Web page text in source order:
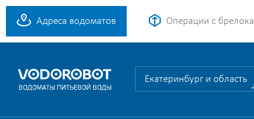
Адреса водоматов Операции с
Екатеринбург и область